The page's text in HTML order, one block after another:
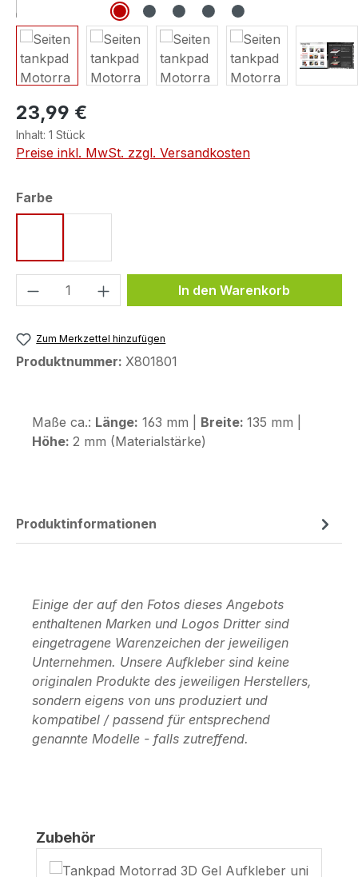
23,99 €
Inhalt: 1 Stück
Preise inkl. MwSt. zzgl. Versandkosten
Farbeauswählen
Produkt Anzahl: Gib denIn den Warenkorb
Zum Merkzettel hinzufügen
Produktnummer: X801801
Maße ca.: Länge: 163 mm | Breite: 135 mm |
Höhe: 2 mm (Materialstärke)
Produktinformationen
Einige der auf den Fotos dieses Angebots
enthaltenen Marken und Logos Dritter sind
eingetragene Warenzeichen der jeweiligen
Unternehmen. Unsere Aufkleber sind keine
originalen Produkte des jeweiligen Herstellers,
sondern eigens von uns produziert und
kompatibel / passend für entsprechend
genannte Modelle - falls zutreffend.
Produktgalerie überspringen
Zubehör